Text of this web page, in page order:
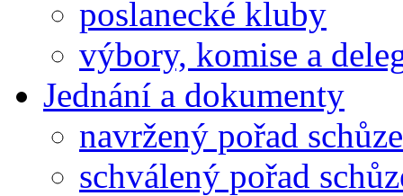
poslanecké kluby
výbory, komise a
Jednání a dokumenty
navržený pořad schůze
schválený pořad